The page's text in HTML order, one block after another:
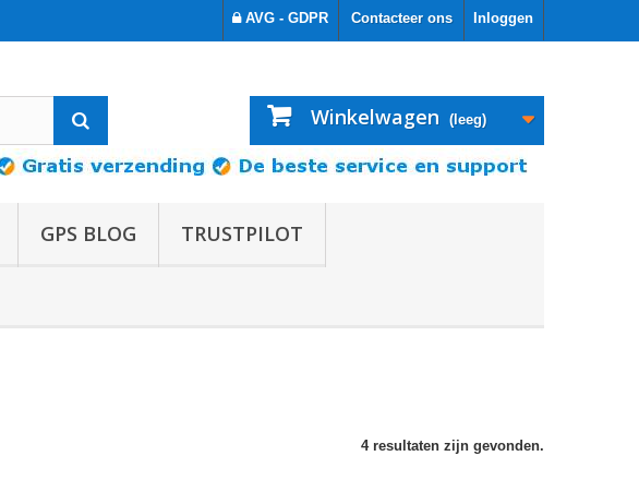
Inloggen
Contacteer ons
AVG - GDPR
Winkelwagen (leeg)
GPS BLOG TRUSTPILOT
4 resultaten zijn gevonden.